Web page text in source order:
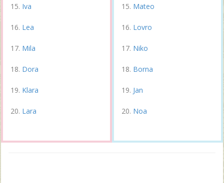
Iva
Lea
Mila
Dora
Klara
Lara
Mateo
Lovro
Niko
Borna
Jan
Noa